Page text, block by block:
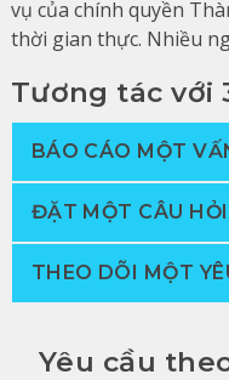
vụ của chính quyền
thời gian thực. Nhiều
Tương tác với
BÁO CÁO MỘT
ĐẶT MỘT CÂU HỎI
THEO DÕI MỘT
Yêu cầu